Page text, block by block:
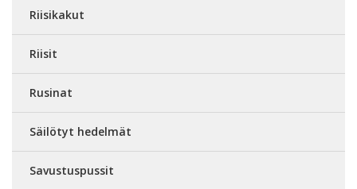
Riisikakut
Riisit
Rusinat
Säilötyt hedelmät
Savustuspussit